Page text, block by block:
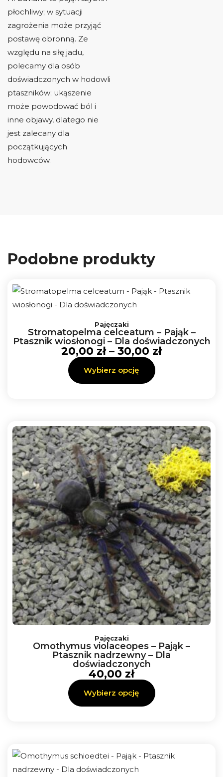
płochliwy; w sytuacji
zagrożenia może przyjąć
postawę obronną. Ze
względu na siłę jadu,
polecamy dla osób
doświadczonych w hodowli
ptaszników; ukąszenie
może powodować ból i
inne objawy, dlatego nie
jest zalecany dla
początkujących
hodowców.
Podobne produkty
Pajęczaki
Stromatopelma celceatum – Pająk –
Ptasznik wiosłonogi – Dla doświadczonych
20,00 zł – 30,00 zł
od
20,00 zł
Wybierz opcję
produkt
ma
stronie
produktu
Pajęczaki
Omothymus violaceopes – Pająk –
Ptasznik nadrzewny – Dla
doświadczonych
40,00 zł
Wybierz opcję
Ten
produkt
ma
wiele
wariantów.
Opcje
można
wybrać
na
stronie
produktu